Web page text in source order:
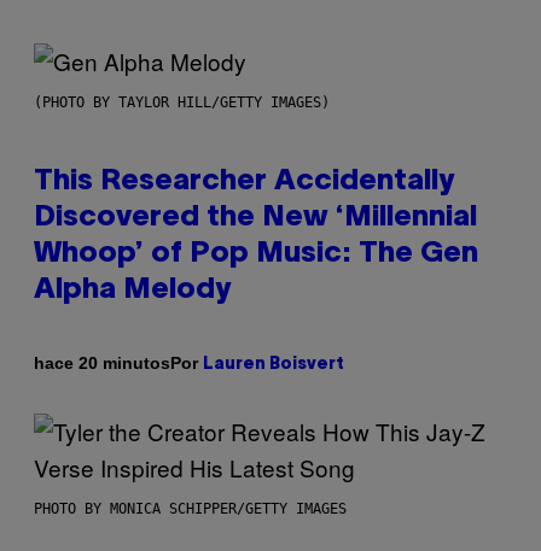
(PHOTO BY TAYLOR HILL/GETTY IMAGES)
This Researcher Accidentally
Discovered the New ‘Millennial
Whoop’ of Pop Music: The Gen
Alpha Melody
hace 20 minutosPor Lauren Boisvert
PHOTO BY MONICA SCHIPPER/GETTY IMAGES